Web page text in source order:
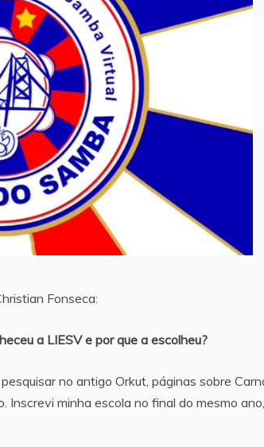
Fonseca:
a LIESV e por que a escolheu?
no antigo Orkut, páginas sobre
Inscrevi minha escola no final do mesmo